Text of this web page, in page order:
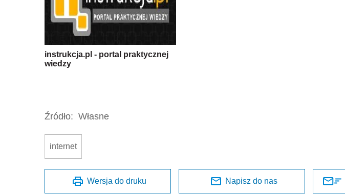
instrukcja.pl - portal praktycznej
wiedzy
Źródło: Własne
internet
Wersja do druku Napisz do nas